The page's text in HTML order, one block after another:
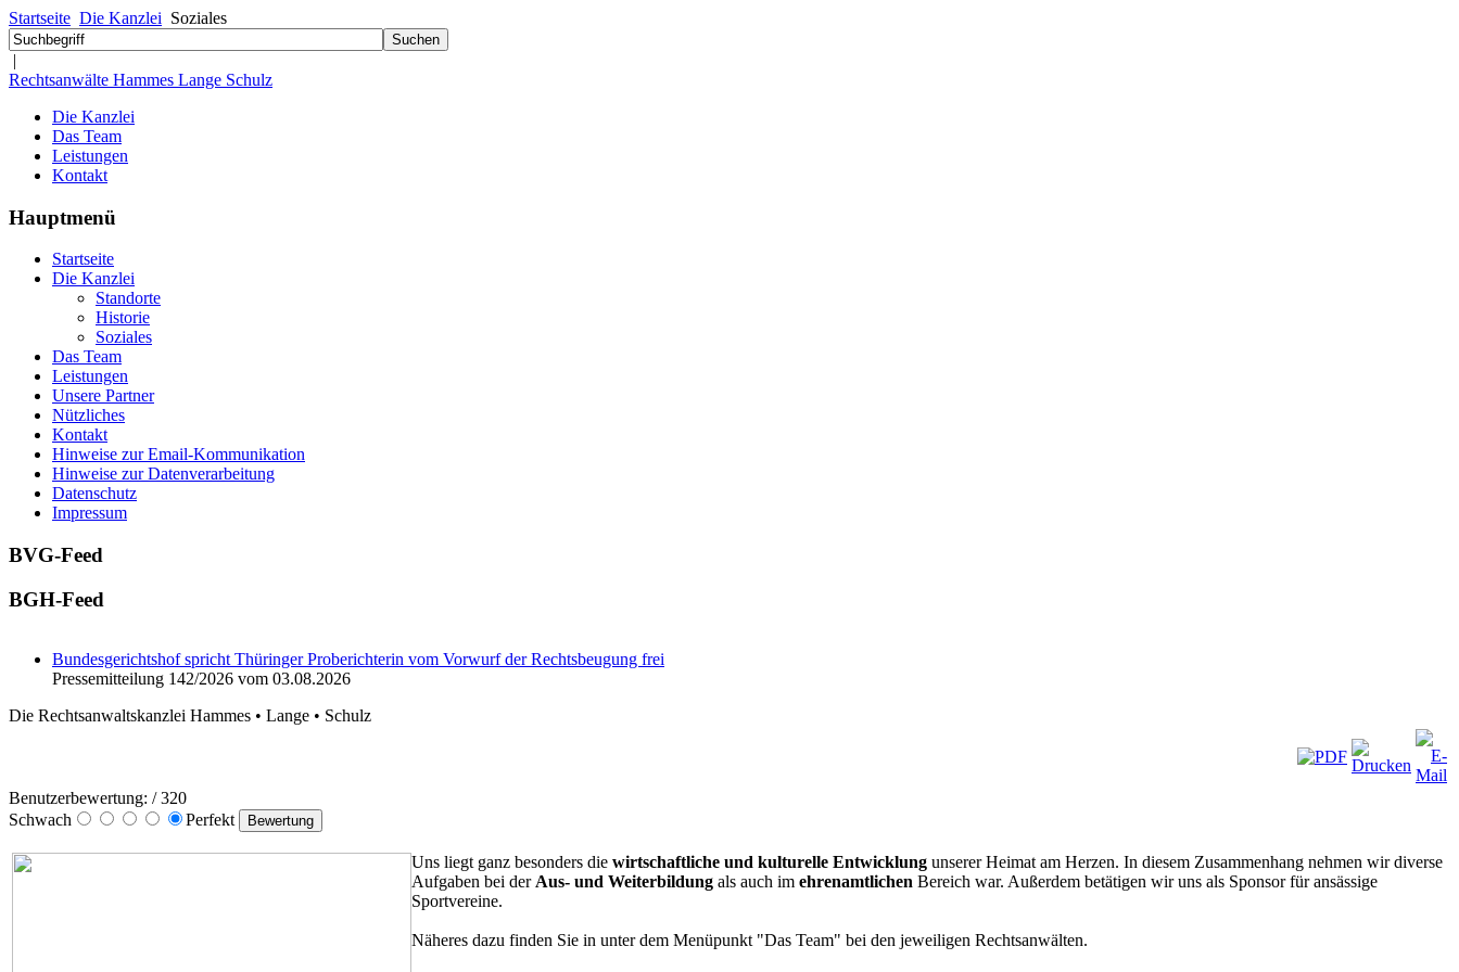
Startseite Die Kanzlei Soziales
|
Rechtsanwälte Hammes Lange Schulz
Die Kanzlei
Das Team
Leistungen
Kontakt
Hauptmenü
Startseite
Die Kanzlei
Standorte
Historie
Soziales
Das Team
Leistungen
Unsere Partner
Nützliches
Kontakt
Hinweise zur Email-Kommunikation
Hinweise zur Datenverarbeitung
Datenschutz
Impressum
BVG-Feed
BGH-Feed
Bundesgerichtshof spricht Thüringer Proberichterin vom Vorwurf der Rechtsbeugung frei
Pressemitteilung 142/2026 vom 03.08.2026
Die Rechtsanwaltskanzlei Hammes • Lange • Schulz
Benutzerbewertung: / 320
Schwach
Perfekt
Uns liegt ganz besonders die wirtschaftliche und kulturelle Entwicklung unserer Heimat am Herzen. In diesem Zusammenhang nehmen wir diverse
Aufgaben bei der Aus- und Weiterbildung als auch im ehrenamtlichen Bereich war. Außerdem betätigen wir uns als Sponsor für ansässige
Sportvereine.
Näheres dazu finden Sie in unter dem Menüpunkt "Das Team" bei den jeweiligen Rechtsanwälten.